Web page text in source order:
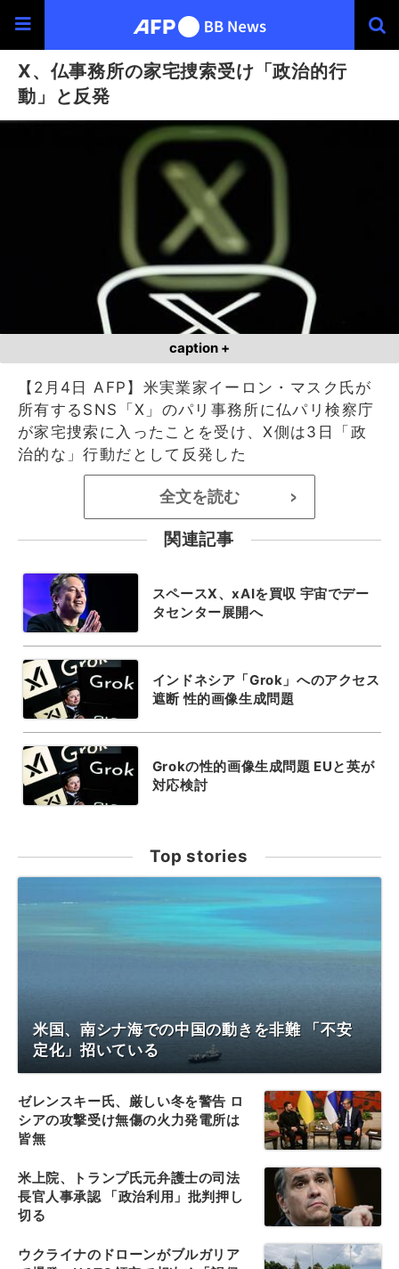
X、仏事務所の家宅捜索受け「政治的行
動」と反発
caption +
【2月4日 AFP】米実業家イーロン・マスク氏が
所有するSNS「X」のパリ事務所に仏パリ検察庁
が家宅捜索に入ったことを受け、X側は3日「政
治的な」行動だとして反発した
全文を読む >
関連記事
スペースX、xAIを買収 宇宙でデー
タセンター展開へ
インドネシア「Grok」へのアクセス
遮断 性的画像生成問題
Grokの性的画像生成問題 EUと英が
対応検討
Top stories
米国、南シナ海での中国の動きを非難 「不安
定化」招いている
ゼレンスキー氏、厳しい冬を警告 ロ
シアの攻撃受け無傷の火力発電所は
皆無
米上院、トランプ氏元弁護士の司法
長官人事承認 「政治利用」批判押し
切る
ウクライナのドローンがブルガリア